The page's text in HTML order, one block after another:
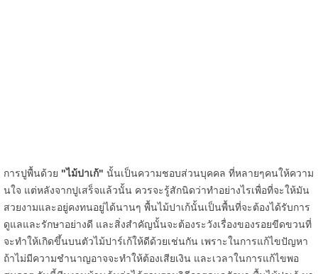
การปูพื้นด้วย "ไม้ปาเก้" นั้นเป็นความชอบส่วนบุคคล ที่หลายๆคนให้ความ
นใจ แต่หลังจากปูเสร็จแล้วนั้น ควรจะรู้สักนิดว่าทำอย่างไรเพื่อที่จะให้มัน
สวยงามและอยู่คงทนอยู่ได้นานๆ พื้นไม้ปาเก้นั้นเป็นพื้นที่จะต้องได้รับการ
ดูแลและรักษาอย่างดี และสิ่งสำคัญนั้นจะต้องระวังเรื่องของรอยขีดขวนที่
จะทำให้เกิดขึ้นบนตัวไม้ปาร์เก้ให้ดีด้วยเช่นกัน เพราะในการแก้ไขปัญหา
ถ้าไม่มีความชำนาญอาจจะทำให้ต้องเสียเงิน และเวลาในการแก้ไขพอ